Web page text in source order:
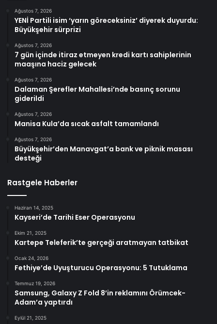
Ağustos 7, 2026
YENİ Partili isim ‘yarın göreceksiniz’ diyerek duyurdu:
Büyükşehir sürprizi
Ağustos 7, 2026
7 gün içinde itiraz etmeyen kredi kartı sahiplerinin
maaşına haciz gelecek
Ağustos 7, 2026
Dalaman Şerefler Mahallesi’nde basınç sorunu
giderildi
Ağustos 7, 2026
Manisa Kula’da sıcak asfalt tamamlandı
Ağustos 7, 2026
Büyükşehir’den Manavgat’a bank ve piknik masası
desteği
Rastgele Haberler
Haziran 14, 2025
Kayseri’de Tarihi Eser Operasyonu
Ekim 21, 2025
Kartepe Teleferik’te gerçeği aratmayan tatbikat
Ocak 24, 2026
Fethiye’de Uyuşturucu Operasyonu: 5 Tutuklama
Temmuz 19, 2026
Samsung, Galaxy Z Fold 8’in reklamını Örümcek-
Adam’a yaptırdı
Eylül 21, 2025